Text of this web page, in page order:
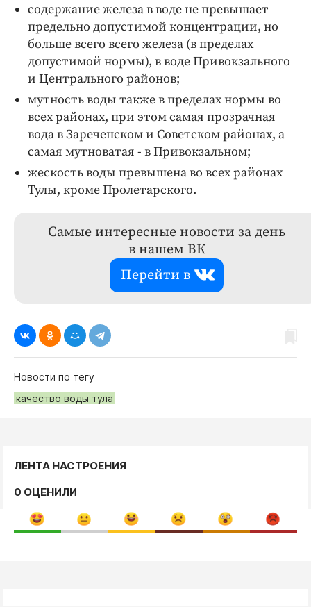
содержание железа в воде не превышает
предельно допустимой концентрации, но
больше всего всего железа (в пределах
допустимой нормы), в воде Привокзального
и Центрального районов;
мутность воды также в пределах нормы во
всех районах, при этом самая прозрачная
вода в Зареченском и Советском районах, а
самая мутноватая - в Привокзальном;
жескость воды превышена во всех районах
Тулы, кроме Пролетарского.
Самые интересные новости за день
в нашем ВК
Перейти в
Новости по тегу
качество воды тула
ЛЕНТА НАСТРОЕНИЯ
0 ОЦЕНИЛИ